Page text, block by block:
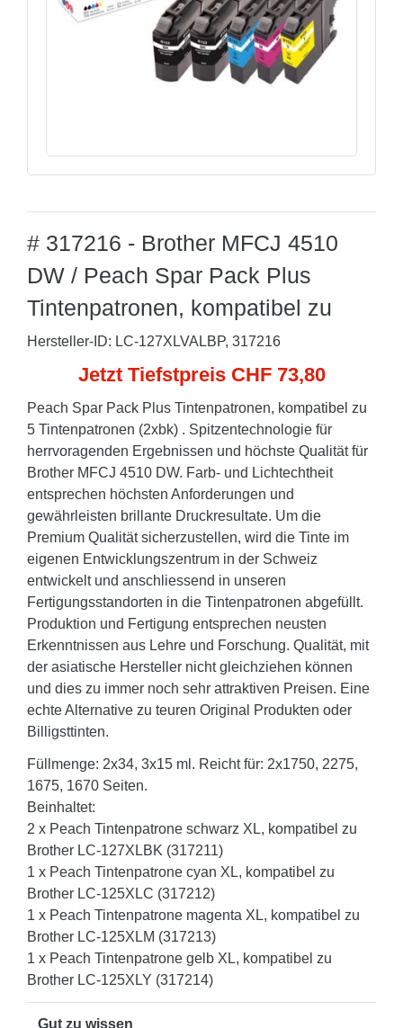
# 317216 - Brother MFCJ 4510
DW / Peach Spar Pack Plus
Tintenpatronen, kompatibel zu
Hersteller-ID: LC-127XLVALBP, 317216
Jetzt Tiefstpreis CHF 73,80
Peach Spar Pack Plus Tintenpatronen, kompatibel zu
5 Tintenpatronen (2xbk) . Spitzentechnologie für
herrvoragenden Ergebnissen und höchste Qualität für
Brother MFCJ 4510 DW. Farb- und Lichtechtheit
entsprechen höchsten Anforderungen und
gewährleisten brillante Druckresultate. Um die
Premium Qualität sicherzustellen, wird die Tinte im
eigenen Entwicklungszentrum in der Schweiz
entwickelt und anschliessend in unseren
Fertigungsstandorten in die Tintenpatronen abgefüllt.
Produktion und Fertigung entsprechen neusten
Erkenntnissen aus Lehre und Forschung. Qualität, mit
der asiatische Hersteller nicht gleichziehen können
und dies zu immer noch sehr attraktiven Preisen. Eine
echte Alternative zu teuren Original Produkten oder
Billigsttinten.
Füllmenge: 2x34, 3x15 ml. Reicht für: 2x1750, 2275,
1675, 1670 Seiten.
Beinhaltet:
2 x Peach Tintenpatrone schwarz XL, kompatibel zu
Brother LC-127XLBK (317211)
1 x Peach Tintenpatrone cyan XL, kompatibel zu
Brother LC-125XLC (317212)
1 x Peach Tintenpatrone magenta XL, kompatibel zu
Brother LC-125XLM (317213)
1 x Peach Tintenpatrone gelb XL, kompatibel zu
Brother LC-125XLY (317214)
Gut zu wissen